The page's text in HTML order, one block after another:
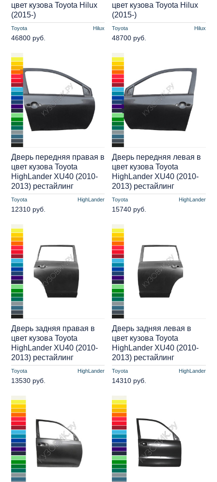
Toyota Hilux
цвет кузова Toyota Hilux
(2015-)
46800 руб.
Toyota Hilux
цвет кузова Toyota Hilux
(2015-)
48700 руб.
Toyota HighLander
Дверь передняя правая в
цвет кузова Toyota
HighLander XU40 (2010-
2013) рестайлинг
12310 руб.
Toyota HighLander
Дверь передняя левая в
цвет кузова Toyota
HighLander XU40 (2010-
2013) рестайлинг
15740 руб.
Toyota HighLander
Дверь задняя правая в
цвет кузова Toyota
HighLander XU40 (2010-
2013) рестайлинг
13530 руб.
Toyota HighLander
Дверь задняя левая в
цвет кузова Toyota
HighLander XU40 (2010-
2013) рестайлинг
14310 руб.